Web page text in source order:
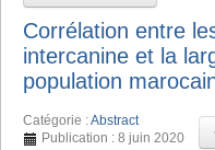
Corrélation entre
intercanine et la
population
Catégorie :Abstract
Publication : 8 juin 2020